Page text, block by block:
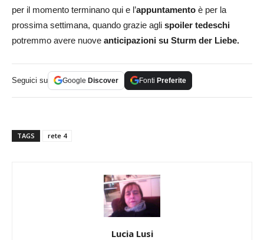
per il momento terminano qui e l’appuntamento è per la
prossima settimana, quando grazie agli spoiler tedeschi
potremmo avere nuove anticipazioni su Sturm der Liebe.
Seguici su Google Discover Fonti Preferite
TAGS rete 4
Lucia Lusi